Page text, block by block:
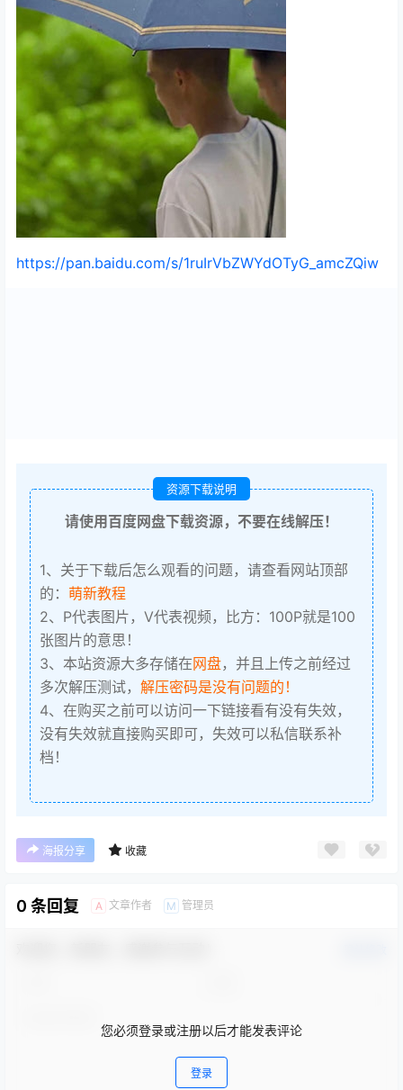
https://pan.baidu.com/s/1ruIrVbZWYdOTyG_amcZQiw
资源下载说明
请使用百度网盘下载资源，不要在线解压！
1、关于下载后怎么观看的问题，请查看网站顶部
的： 萌新教程
2、P代表图片，V代表视频，比方：100P就是100
张图片的意思！
3、本站资源大多存储在网盘，并且上传之前经过
多次解压测试， 解压密码是没有问题的！
4、在购买之前可以访问一下链接看有没有失效，
没有失效就直接购买即可，失效可以私信联系补
档！
海报分享 收藏
0 条回复 A 文章作者 M 管理员
您必须登录或注册以后才能发表评论
登录